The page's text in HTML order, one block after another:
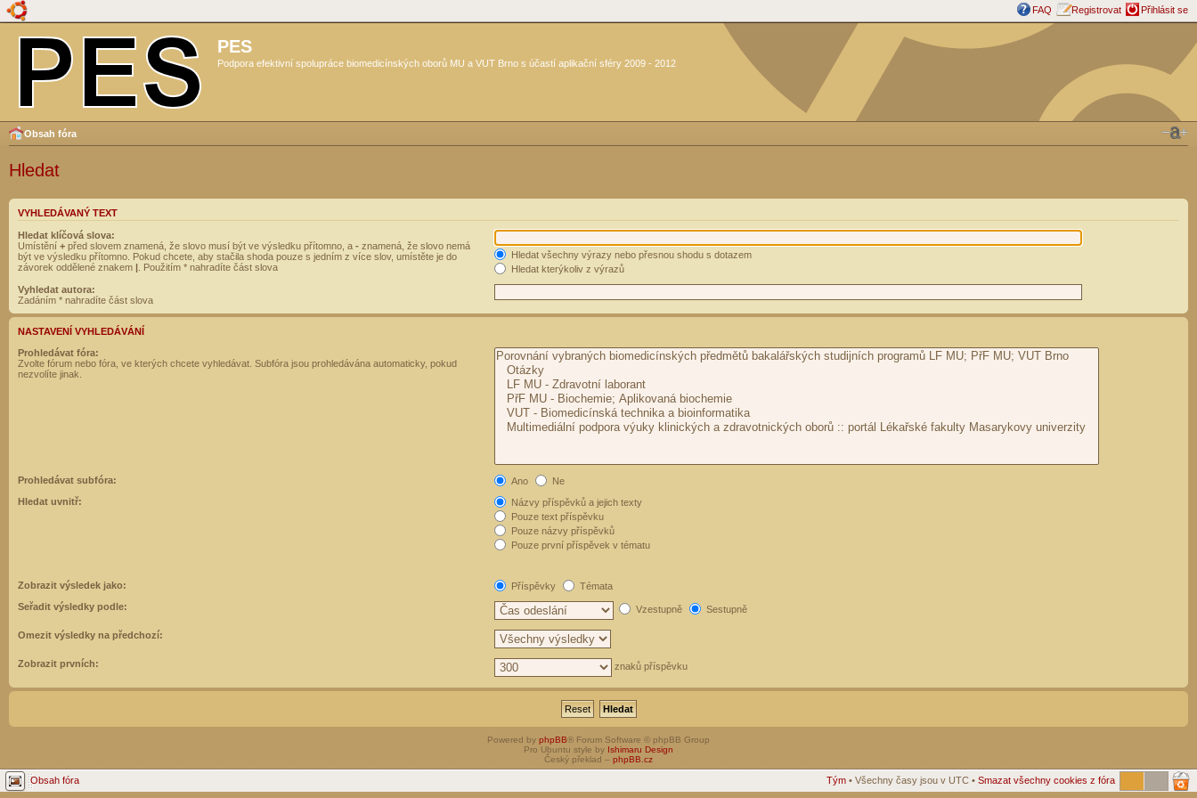
FAQ Registrovat Přihlásit se
PES
Podpora efektivní spolupráce biomedicínských oborů MU a VUT Brno s účastí aplikační sféry 2009 - 2012
Obsah fóra
Hledat
VYHLEDÁVANÝ TEXT
Hledat klíčová slova:
Umístění + před slovem znamená, že slovo musí být ve výsledku přítomno, a - znamená, že slovo nemá
být ve výsledku přítomno. Pokud chcete, aby stačila shoda pouze s jedním z více slov, umístěte je do
závorek oddělené znakem | . Použitím * nahradíte část slova
Hledat všechny výrazy nebo přesnou shodu s dotazem
Hledat kterýkoliv z výrazů
Vyhledat autora:
Zadáním * nahradíte část slova
NASTAVENÍ VYHLEDÁVÁNÍ
Prohledávat fóra:
Zvolte fórum nebo fóra, ve kterých chcete vyhledávat. Subfóra jsou prohledávána automaticky, pokud
nezvolíte jinak.
Prohledávat subfóra: Ano
Ne
Hledat uvnitř:
Názvy příspěvků a jejich texty
Pouze text příspěvku
Pouze názvy příspěvků
Pouze první příspěvek v tématu
Zobrazit výsledek jako: Příspěvky
Témata
Seřadit výsledky podle:
Vzestupně Sestupně
Omezit výsledky na předchozí:
Zobrazit prvních: znaků příspěvku
Powered by phpBB® Forum Software © phpBB Group
Pro Ubuntu style by Ishimaru Design
Český překlad – phpBB.cz
Obsah fóra Tým • Všechny časy jsou v UTC • Smazat všechny cookies z fóra